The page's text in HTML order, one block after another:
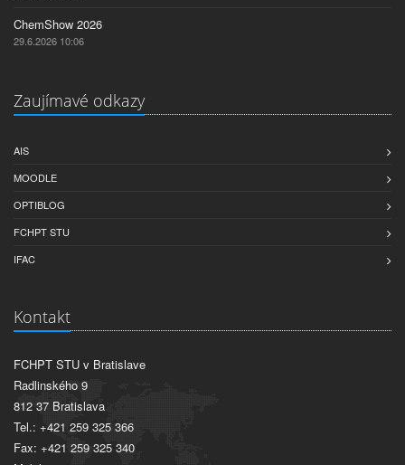
ChemShow 2026
29.6.2026 10:06
Zaujímavé odkazy
AIS
MOODLE
OPTIBLOG
FCHPT STU
IFAC
Kontakt
FCHPT STU v Bratislave
Radlinského 9
812 37 Bratislava
Tel.: +421 259 325 366
Fax: +421 259 325 340